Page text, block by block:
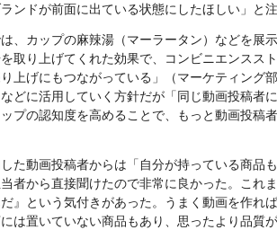
ンドが前面に出ている状態にしたほしい」と注
、カップの麻辣湯（マーラータン）などを展
取り上げてくれた効果で、コンビニエンスス
上げにもつながっている」（マーケティング
どに活用していく方針だが「同じ動画投稿者
プの認知度を高めることで、もっと動画投稿
た動画投稿者からは「自分が持っている商品
者から直接聞けたので非常に良かった。これ
だ』という気付きがあった。うまく動画を作れ
は置いていない商品もあり、思ったより品質